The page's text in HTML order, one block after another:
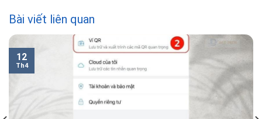
Bài viết liên quan
12
Th4